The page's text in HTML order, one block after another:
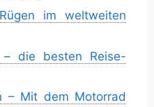
im weltweiten
die besten Reise-
– Mit dem Motorrad